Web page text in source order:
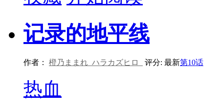
记录的地平线
作者： 橙乃ままれ ハラカズヒロ 评分: 最新第10话
热血